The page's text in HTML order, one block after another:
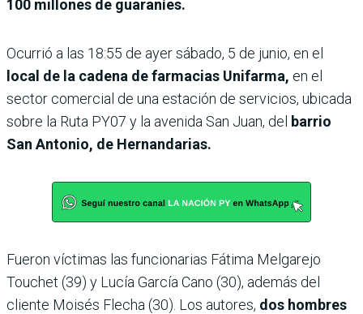
100 millones de guaraníes.
Ocurrió a las 18:55 de ayer sábado, 5 de junio, en el
local de la cadena de farmacias Unifarma, en el
sector comercial de una estación de servicios, ubicada
sobre la Ruta PY07 y la avenida San Juan, del barrio
San Antonio, de Hernandarias.
Fueron víctimas las funcionarias Fátima Melgarejo
Touchet (39) y Lucía García Cano (30), además del
cliente Moisés Flecha (30). Los autores, dos hombres